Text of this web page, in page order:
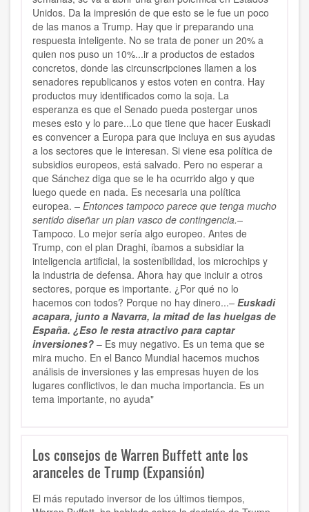
Unidos. Da la impresión de que esto se le fue un poco
de las manos a Trump. Hay que ir preparando una
respuesta inteligente. No se trata de poner un 20% a
quien nos puso un 10%...ir a productos de estados
concretos, donde las circunscripciones llamen a los
senadores republicanos y estos voten en contra. Hay
productos muy identificados como la soja. La
esperanza es que el Senado pueda postergar unos
meses esto y lo pare...Lo que tiene que hacer Euskadi
es convencer a Europa para que incluya en sus ayudas
a los sectores que le interesan. Si viene esa política de
subsidios europeos, está salvado. Pero no esperar a
que Sánchez diga que se le ha ocurrido algo y que
luego quede en nada. Es necesaria una política
europea. – Entonces tampoco parece que tenga mucho
sentido diseñar un plan vasco de contingencia.–
Tampoco. Lo mejor sería algo europeo. Antes de
Trump, con el plan Draghi, íbamos a subsidiar la
inteligencia artificial, la sostenibilidad, los microchips y
la industria de defensa. Ahora hay que incluir a otros
sectores, porque es importante. ¿Por qué no lo
hacemos con todos? Porque no hay dinero...– Euskadi
acapara, junto a Navarra, la mitad de las huelgas de
España. ¿Eso le resta atractivo para captar
inversiones? – Es muy negativo. Es un tema que se
mira mucho. En el Banco Mundial hacemos muchos
análisis de inversiones y las empresas huyen de los
lugares conflictivos, le dan mucha importancia. Es un
tema importante, no ayuda"
Los consejos de Warren Buffett ante los
aranceles de Trump (Expansión)
El más reputado inversor de los últimos tiempos,